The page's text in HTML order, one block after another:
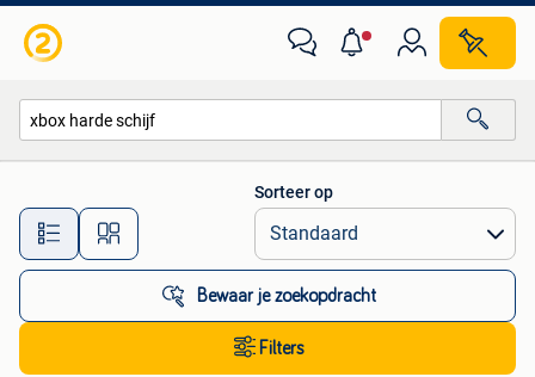
Alle afstanden…
Sorteer op
Bewaar je zoekopdracht
Filters